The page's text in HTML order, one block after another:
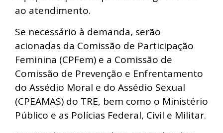
ao atendimento.
Se necessário à demanda, serão
acionadas da Comissão de Participação
Feminina (CPFem) e a Comissão de
Comissão de Prevenção e Enfrentamento
do Assédio Moral e do Assédio Sexual
(CPEAMAS) do TRE, bem como o Ministério
Público e as Polícias Federal, Civil e Militar.